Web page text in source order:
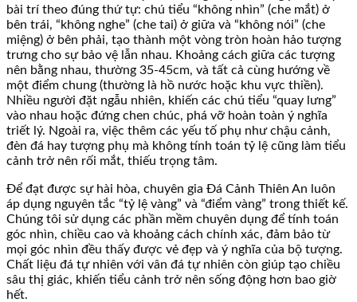
bài trí theo đúng thứ tự: chú tiểu “không nhìn” (che mắt) ở
bên trái, “không nghe” (che tai) ở giữa và “không nói” (che
miệng) ở bên phải, tạo thành một vòng tròn hoàn hảo tượng
trưng cho sự bảo vệ lẫn nhau. Khoảng cách giữa các tượng
nên bằng nhau, thường 35-45cm, và tất cả cùng hướng về
một điểm chung (thường là hồ nước hoặc khu vực thiền).
Nhiều người đặt ngẫu nhiên, khiến các chú tiểu “quay lưng”
vào nhau hoặc đứng chen chúc, phá vỡ hoàn toàn ý nghĩa
triết lý. Ngoài ra, việc thêm các yếu tố phụ như chậu cảnh,
đèn đá hay tượng phụ mà không tính toán tỷ lệ cũng làm tiểu
cảnh trở nên rối mắt, thiếu trọng tâm.
Để đạt được sự hài hòa, chuyên gia Đá Cảnh Thiên An luôn
áp dụng nguyên tắc “tỷ lệ vàng” và “điểm vàng” trong thiết kế.
Chúng tôi sử dụng các phần mềm chuyên dụng để tính toán
góc nhìn, chiều cao và khoảng cách chính xác, đảm bảo từ
mọi góc nhìn đều thấy được vẻ đẹp và ý nghĩa của bộ tượng.
Chất liệu đá tự nhiên với vân đá tự nhiên còn giúp tạo chiều
sâu thị giác, khiến tiểu cảnh trở nên sống động hơn bao giờ
hết.